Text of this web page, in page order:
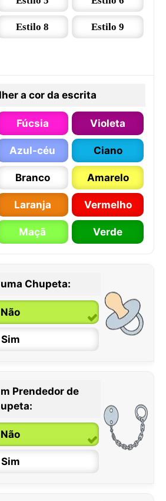
Estilo 8 Estilo 9
a cor da escrita
Fúcsia Violeta
Azul-céu Ciano
Branco Amarelo
Laranja Vermelho
Maçã Verde
Chupeta:
Não
Sim
0 / 6 meses
6 / 36 meses
Prendedor de
Não
Sim